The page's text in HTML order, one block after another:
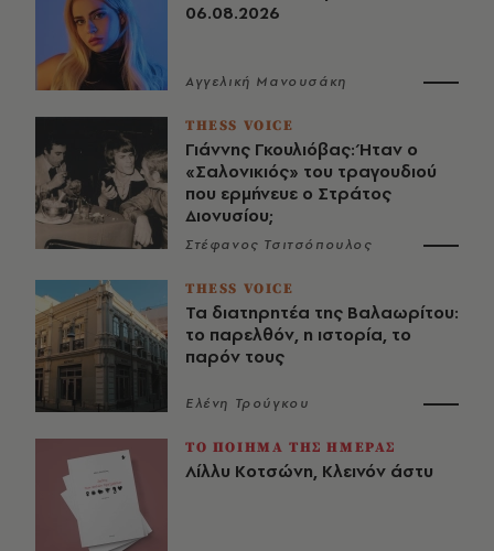
06.08.2026
Αγγελική Μανουσάκη
THESS VOICE
Γιάννης Γκουλιόβας: Ήταν ο
«Σαλονικιός» του τραγουδιού
που ερμήνευε ο Στράτος
Διονυσίου;
Στέφανος Τσιτσόπουλος
THESS VOICE
Τα διατηρητέα της Βαλαωρίτου:
το παρελθόν, η ιστορία, το
παρόν τους
Ελένη Τρούγκου
ΤΟ ΠΟΙΗΜΑ ΤΗΣ ΗΜΕΡΑΣ
Λίλλυ Κοτσώνη, Κλεινόν άστυ